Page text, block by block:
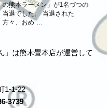
の熊本ラーメン」が1名づつの
当選でした。 当選された
方々、おめ …
」は熊木畳本店が運営して
1-1-22
3739